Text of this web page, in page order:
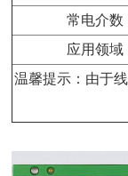
常电介数
应用领域
温馨提示：由于